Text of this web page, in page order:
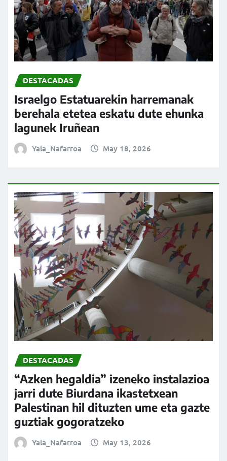
DESTACADAS
Israelgo Estatuarekin harremanak
berehala etetea eskatu dute ehunka
lagunek Iruñean
Yala_Nafarroa May 18, 2026
DESTACADAS
“Azken hegaldia” izeneko instalazioa
jarri dute Biurdana ikastetxean
Palestinan hil dituzten ume eta gazte
guztiak gogoratzeko
Yala_Nafarroa May 13, 2026